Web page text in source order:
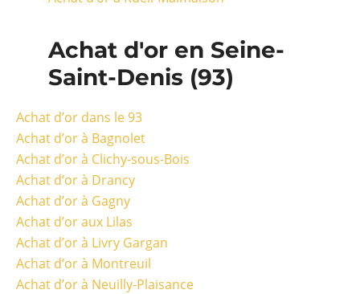
Achat d'or en Seine-
Saint-Denis (93)
Achat d’or dans le 93
Achat d’or à Bagnolet
Achat d’or à Clichy-sous-Bois
Achat d’or à Drancy
Achat d’or à Gagny
Achat d’or aux Lilas
Achat d’or à Livry Gargan
Achat d’or à Montreuil
Achat d’or à Neuilly-Plaisance